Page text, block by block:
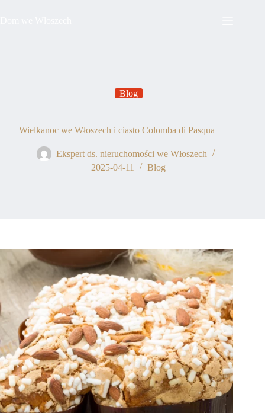
Blog
Wielkanoc we Włoszech i ciasto Colomba di Pasqua
Ekspert ds. nieruchomości we Włoszech
2025-04-11
Blog